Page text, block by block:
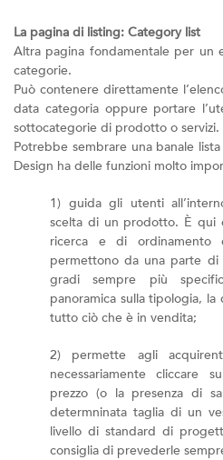
La pagina di listing: Category list
Altra pagina fondamentale per un
categorie.
Può contenere direttamente
data categoria oppure portare
sottocategorie di prodotto o servizi.
Potrebbe sembrare una banale
Design ha delle funzioni molto
1) guida gli utenti
scelta di un prodotto. È qui
ricerca e di ordinamento
permettono da una parte
gradi sempre più
panoramica sulla tipologia,
tutto ciò che è in vendita;
2) permette agli
necessariamente cliccare
prezzo (o la presenza di
determninata taglia di un
livello di standard di
consiglia di prevederle